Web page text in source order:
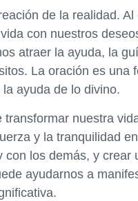
de la realidad. Al
con nuestros
atraer la ayuda, la
La oración es una
ayuda de lo divino.
transformar nuestra
y la tranquilidad
con los demás, y crear
ayudarnos a